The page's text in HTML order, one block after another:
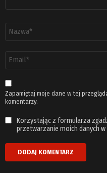
email
*
Zapamiętaj moje dane w tej
komentarzy.
Korzystając z formularza
przetwarzanie moich danych